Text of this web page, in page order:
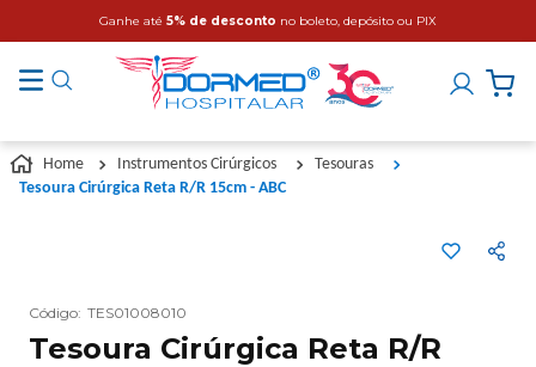
Ganhe até 5% de desconto no boleto, depósito ou PIX
Instrumentos Cirúrgicos
Tesouras
Tesoura Cirúrgica Reta R/R 15cm - ABC
Código: TES01008010
Tesoura Cirúrgica Reta R/R